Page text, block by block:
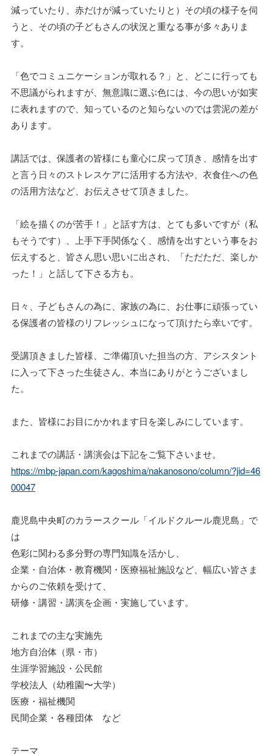
減っていたり、赤だけが減っていたりと）その頃の様子を伺
うと、その頃の子どもさんの状況と重なる事が多々ありま
す。
「色でコミュニケーションが取れる？」と、どこに行っても
不思議がられますが、無意識に選ぶ色には、今の思いが如実
に表れますので、知っているのと知らないのでは雲泥の差が
あります。
講話では、保護者の皆様にも童心に戻って頂き、感情を出す
と言う日々のストレスケアに活用する方法や、衣食住への色
の活用方法など、お伝えさせて頂きました。
「絵を描くのが苦手！」と話す方は、とても多いですが（私
もそうです）、上手下手関係なく、感情を出すという事をお
伝えすると、皆さん思い思いに出され、「ただただ、楽しか
った！」と話して下さる方も。
日々、子どもさんの為に、家族の為に、お仕事に頑張ってい
る保護者の皆様のリフレッシュになって頂けたら幸いです。
受講頂きました皆様、ご準備頂いた担当の方、アシスタント
に入って下さった生徒さん、本当にありがとうございまし
た。
また、皆様にお目にかかれます日を楽しみにしています。
これまでの講話・講演会は下記をご覧下さいませ。
https://mbp-japan.com/kagoshima/nakanosono/column/?jid=46
00047
鹿児島中央町のカラースクール「イルドクルール鹿児島」で
は
色彩に関わる多分野の専門知識を活かし、
企業・自治体・教育機関・医療福祉施設など、幅広い皆さま
からのご依頼を受けて、
研修・講習・講演を企画・実施しています。
これまでの主な実施先
地方自治体（県・市）
生涯学習施設・公民館
学校法人（幼稚園〜大学）
医療・福祉機関
民間企業・各種団体 など
テーマ